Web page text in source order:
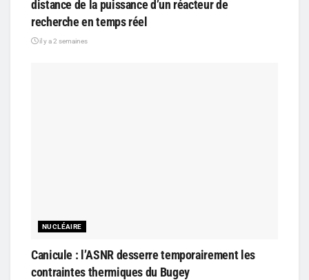
distance de la puissance d’un réacteur de
recherche en temps réel
il y a 2 semaines
NUCLÉAIRE
Canicule : l’ASNR desserre temporairement les
contraintes thermiques du Bugey